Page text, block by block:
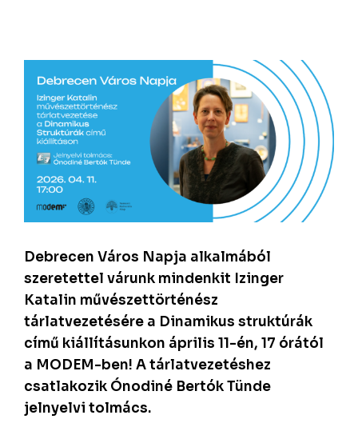
Debrecen Város Napja alkalmából
szeretettel várunk mindenkit Izinger
Katalin művészettörténész
tárlatvezetésére a Dinamikus struktúrák
című kiállításunkon április 11-én, 17 órától
a MODEM-ben! A tárlatvezetéshez
csatlakozik Ónodiné Bertók Tünde
jelnyelvi tolmács.